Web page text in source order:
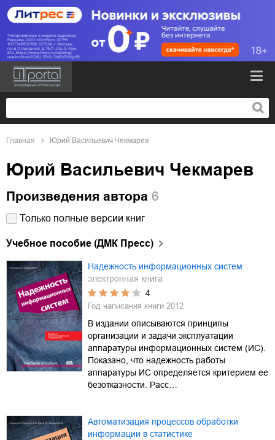
Главная Юрий Васильевич Чекмарев
Юрий Васильевич Чекмарев
Произведения автора 6
Только полные версии книг
Учебное пособие (ДМК Пресс)
Надежность информационных систем
электронная книга
4
Год написания книги 2012
В издании описываются принципы
организации и задачи эксплуатации
аппаратуры информационных систем (ИС).
Показано, что надежность работы
аппаратуры ИС определяется критерием ее
безотказности. Расс…
Автоматизация процессов обработки
информации в статистике